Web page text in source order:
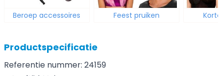
Beroep accessoires Feest pruiken
Productspecificatie
Referentie nummer: 24159